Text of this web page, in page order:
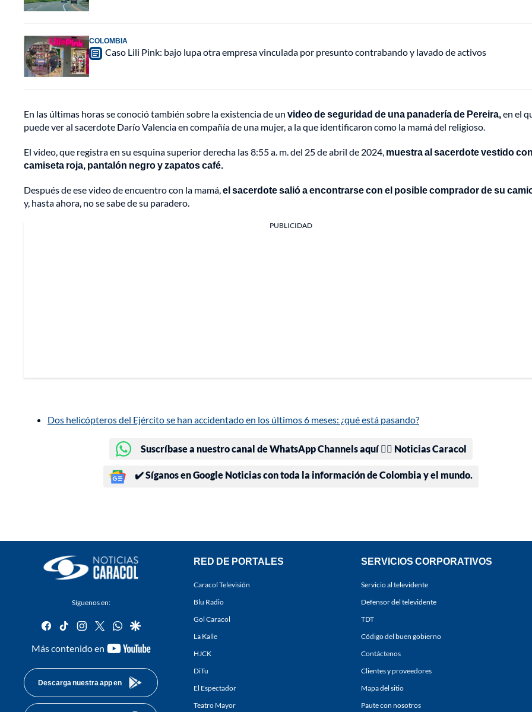
COLOMBIA
Caso Lili Pink: bajo lupa otra empresa vinculada por presunto contrabando y lavado de activos
En las últimas horas se conoció también sobre la existencia de un video de seguridad de una panadería de Pereira,en el
puede ver al sacerdote Darío Valencia en compañía de una mujer, a la que identificaron como la mamá del religioso.
El video, que registra en su esquina superior derecha las 8:55 a. m. del 25 de abril de 2024, muestra al sacerdote vestido
camiseta roja, pantalón negro y zapatos café.
Después de ese video de encuentro con la mamá,el sacerdote salió a encontrarse con el posible comprador de su
y, hasta ahora, no se sabe de su paradero.
PUBLICIDAD
Dos helicópteros del Ejército se han accidentado en los últimos 6 meses: ¿qué está pasando?
Suscríbase a nuestro canal de WhatsApp Channels aquí 👉🏻 Noticias Caracol
✔️ Síganos en Google Noticias con toda la información de Colombia y el mundo.
Síguenos en:
facebook
tiktok instagram
twitterwhatsapp
google
Más contenido en
youtube-
Descarga nuestra app en
RED DE PORTALES
Caracol Televisión
Blu Radio
Gol Caracol
La Kalle
HJCK
DiTu
El Espectador
Teatro Mayor
SERVICIOS CORPORATIVOS
Servicio al televidente
Defensor del televidente
TDT
Código del buen gobierno
Contáctenos
Clientes y proveedores
Mapa del sitio
Paute con nosotros